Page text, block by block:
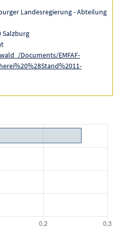
Landesregierung - Abteilung
Salzburg
Documents/EMFAF-